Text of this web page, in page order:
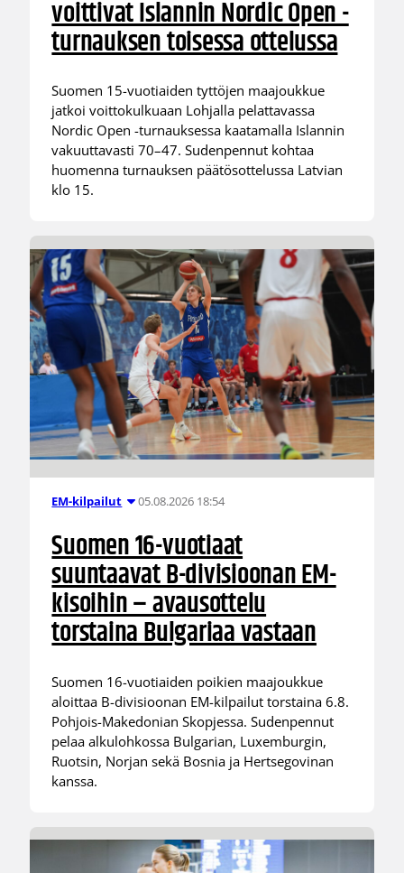
voittivat Islannin Nordic Open -
turnauksen toisessa ottelussa
Suomen 15-vuotiaiden tyttöjen maajoukkue
jatkoi voittokulkuaan Lohjalla pelattavassa
Nordic Open -turnauksessa kaatamalla Islannin
vakuuttavasti 70–47. Sudenpennut kohtaa
huomenna turnauksen päätösottelussa Latvian
klo 15.
EM-kilpailut 05.08.2026 18:54
Suomen 16-vuotiaat
suuntaavat B-divisioonan EM-
kisoihin – avausottelu
torstaina Bulgariaa vastaan
Suomen 16-vuotiaiden poikien maajoukkue
aloittaa B-divisioonan EM-kilpailut torstaina 6.8.
Pohjois-Makedonian Skopjessa. Sudenpennut
pelaa alkulohkossa Bulgarian, Luxemburgin,
Ruotsin, Norjan sekä Bosnia ja Hertsegovinan
kanssa.